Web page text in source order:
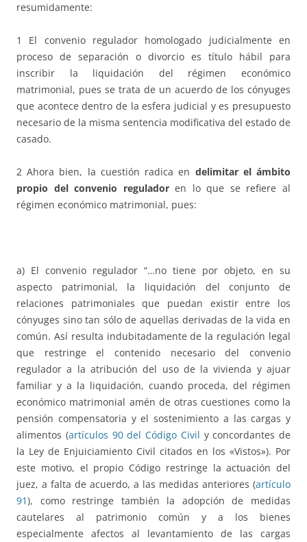
resumidamente:
1 El convenio regulador homologado judicialmente en
proceso de separación o divorcio es título hábil para
inscribir la liquidación del régimen económico
matrimonial, pues se trata de un acuerdo de los cónyuges
que acontece dentro de la esfera judicial y es presupuesto
necesario de la misma sentencia modificativa del estado de
casado.
2 Ahora bien, la cuestión radica en delimitar el ámbito
propio del convenio reguladoren lo que se refiere al
régimen económico matrimonial, pues:
a) El convenio regulador “…no tiene por objeto, en su
aspecto patrimonial, la liquidación del conjunto de
relaciones patrimoniales que puedan existir entre los
cónyuges sino tan sólo de aquellas derivadas de la vida en
común. Así resulta indubitadamente de la regulación legal
que restringe el contenido necesario del convenio
regulador a la atribución del uso de la vivienda y ajuar
familiar y a la liquidación, cuando proceda, del régimen
económico matrimonial amén de otras cuestiones como la
pensión compensatoria y el sostenimiento a las cargas y
alimentos (artículos 90 del Código Civil y concordantes de
la Ley de Enjuiciamiento Civil citados en los «Vistos»). Por
este motivo, el propio Código restringe la actuación del
juez, a falta de acuerdo, a las medidas anteriores (artículo
91), como restringe también la adopción de medidas
cautelares al patrimonio común y a los bienes
especialmente afectos al levantamiento de las cargas